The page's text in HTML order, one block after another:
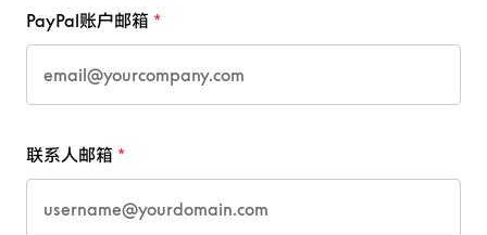
PayPal账户邮箱
联系人邮箱